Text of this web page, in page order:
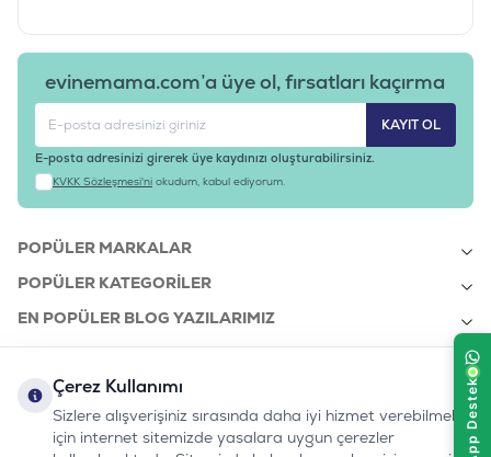
Potasyum (%)
0.23
Magnezyum (%)
0.022
Sülfür (mg/kg)
4
Bakır (mg/kg)
Demir (mg/kg)
Manganez (mg/kg)
3
Selenyum (mg/kg)
0.3
İyot (mg/kg)
0.5
evinemama.com’a üye ol, fırsatları kaçırma
KAYIT OL
E-posta adresinizi girerek üye kaydınızı oluşturabilirsiniz.
KVKK Sözleşmesi'ni okudum, kabul ediyorum.
POPÜLER MARKALAR
POPÜLER KATEGORILER
EN POPÜLER BLOG YAZILARIMIZ
KURUMSAL
Çerez Kullanımı
Sizlere alışverişiniz sırasında daha iyi hizmet verebilmek
için internet sitemizde yasalara uygun çerezler